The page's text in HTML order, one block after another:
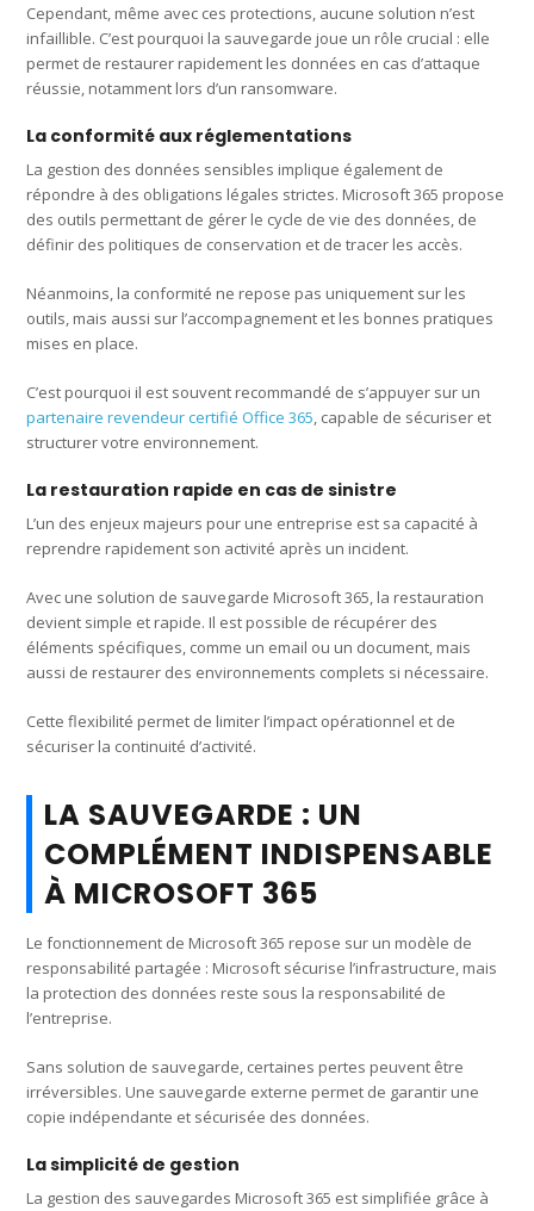
Cependant, même avec ces protections, aucune solution n’est
infaillible. C’est pourquoi la sauvegarde joue un rôle crucial : elle
permet de restaurer rapidement les données en cas d’attaque
réussie, notamment lors d’un ransomware.
La conformité aux réglementations
La gestion des données sensibles implique également de
répondre à des obligations légales strictes. Microsoft 365 propose
des outils permettant de gérer le cycle de vie des données, de
définir des politiques de conservation et de tracer les accès.
Néanmoins, la conformité ne repose pas uniquement sur les
outils, mais aussi sur l’accompagnement et les bonnes pratiques
mises en place.
C’est pourquoi il est souvent recommandé de s’appuyer sur un
partenaire revendeur certifié Office 365, capable de sécuriser et
structurer votre environnement.
La restauration rapide en cas de sinistre
L’un des enjeux majeurs pour une entreprise est sa capacité à
reprendre rapidement son activité après un incident.
Avec une solution de sauvegarde Microsoft 365, la restauration
devient simple et rapide. Il est possible de récupérer des
éléments spécifiques, comme un email ou un document, mais
aussi de restaurer des environnements complets si nécessaire.
Cette flexibilité permet de limiter l’impact opérationnel et de
sécuriser la continuité d’activité.
LA SAUVEGARDE : UN
COMPLÉMENT INDISPENSABLE
À MICROSOFT 365
Le fonctionnement de Microsoft 365 repose sur un modèle de
responsabilité partagée : Microsoft sécurise l’infrastructure, mais
la protection des données reste sous la responsabilité de
l’entreprise.
Sans solution de sauvegarde, certaines pertes peuvent être
irréversibles. Une sauvegarde externe permet de garantir une
copie indépendante et sécurisée des données.
La simplicité de gestion
La gestion des sauvegardes Microsoft 365 est simplifiée grâce à